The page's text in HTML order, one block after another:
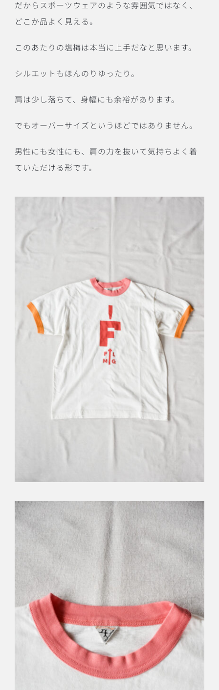
だからスポーツウェアのような雰囲気ではなく、
どこか品よく見える。
このあたりの塩梅は本当に上手だなと思います。
シルエットもほんのりゆったり。
肩は少し落ちて、身幅にも余裕があります。
でもオーバーサイズというほどではありません。
男性にも女性にも、肩の力を抜いて気持ちよく着
ていただける形です。